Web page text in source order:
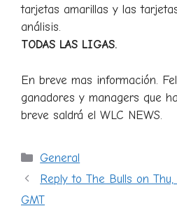
tarjetas amarillas y las
análisis.
TODAS LAS LIGAS.
En breve mas información.
ganadores y managers que
breve saldrá el WLC NEWS.
Categorías
General
Reply to The Bulls on Thu,
GMT